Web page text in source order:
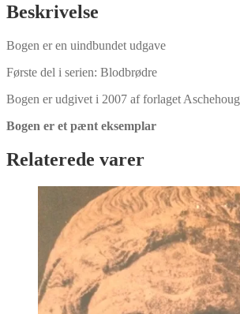
Beskrivelse
Bogen er en uindbundet udgave
Første del i serien: Blodbrødre
Bogen er udgivet i 2007 af forlaget Aschehoug
Bogen er et pænt eksemplar
Relaterede varer